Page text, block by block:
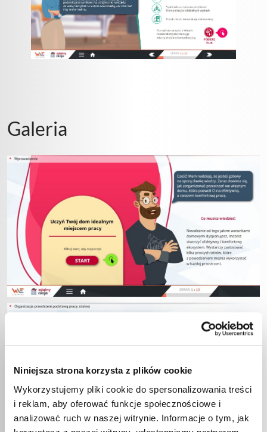
Niniejsza strona korzysta z plików cookie
Wykorzystujemy pliki cookie do spersonalizowania treści
i reklam, aby oferować funkcje społecznościowe i
analizować ruch w naszej witrynie. Informacje o tym, jak
Galeria